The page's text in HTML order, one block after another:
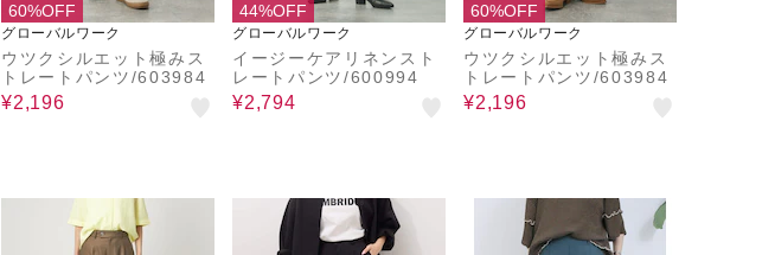
60%OFF
グローバルワーク
ウツクシルエット極みス
トレートパンツ/603984
¥2,196
44%OFF
グローバルワーク
イージーケアリネンスト
レートパンツ/600994
¥2,794
60%OFF
グローバルワーク
ウツクシルエット極みス
トレートパンツ/603984
¥2,196